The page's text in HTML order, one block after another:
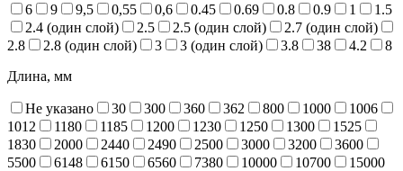
6
9 9,5 0,55 0,6 0.45 0.69 0.8 0.9 1
1.5
2.4 (один слой)
2.5 2.5 (один слой)
2.7 (один слой)
2.8
2.8 (один слой) 3 3 (один слой) 3.8 38 4.2
8
Длина, мм
Не указано 30 300 360 362 800 1000
1006
1012
1180 1185 1200 1230 1250 1300
1525
1830
2000 2440 2490 2500 3000 3200
3600
5500
6148 6150 6560 7380 10000 10700
15000